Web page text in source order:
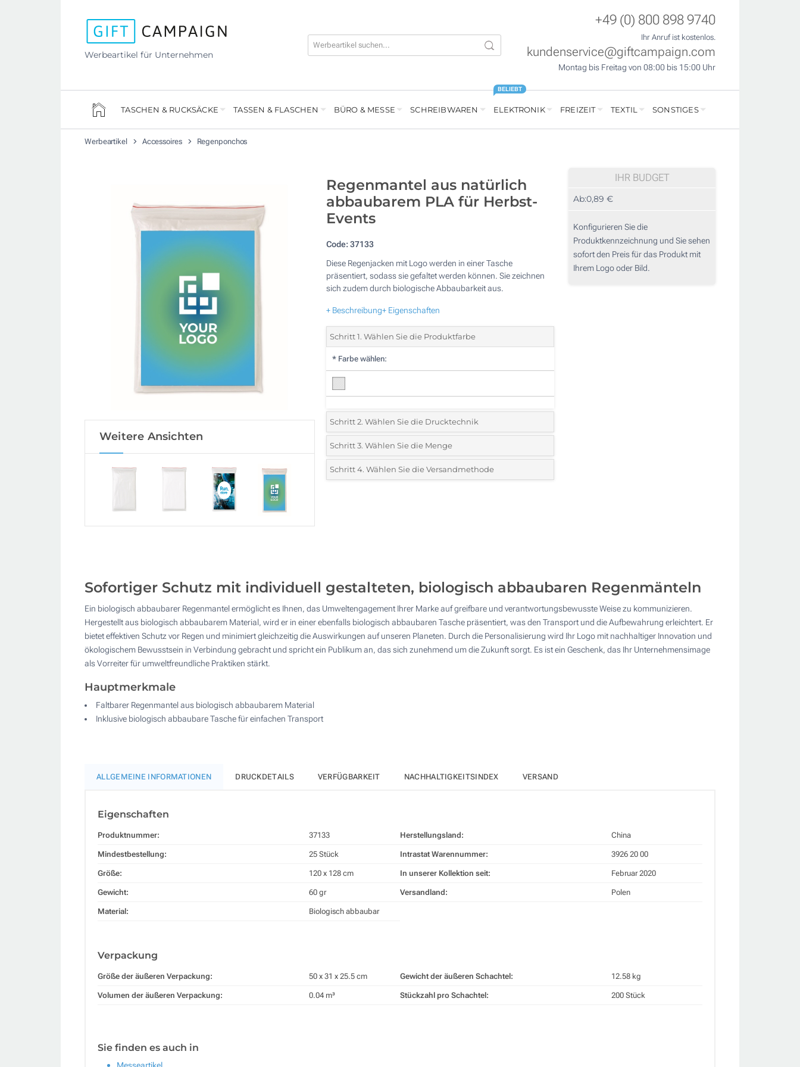
Werbeartikel für Unternehmen
+49 (0) 800 898 9740
Ihr Anruf ist kostenlos.
kundenservice@giftcampaign.com
Montag bis Freitag von 08:00 bis 15:00 Uhr
TASCHEN & RUCKSÄCKE TASSEN & FLASCHEN BÜRO & MESSE SCHREIBWAREN ELEKTRONIK
BELIEBT
FREIZEIT TEXTIL SONSTIGES
Werbeartikel Accessoires Regenponchos
Weitere Ansichten
Regenmantel aus natürlich
abbaubarem PLA für Herbst-
Events
Code:37133
Diese Regenjacken mit Logo werden in einer Tasche
präsentiert, sodass sie gefaltet werden können. Sie zeichnen
sich zudem durch biologische Abbaubarkeit aus.
+ Beschreibung+ Eigenschaften
Schritt 1. Wählen Sie die Produktfarbe
* Farbe wählen:
Schritt 2. Wählen Sie die Drucktechnik
*Wählen Sie die Druck- und Farbtechniken für Ihr Logo:
Druck auf Papier (Vorderseite des Beutels)
Schritt 3. Wählen Sie die Menge
*Bitte wählen Sie Ihre gewünschte Menge
250
500
Andere Menge :
Aktualisieren
Schritt 4. Wählen Sie die Versandmethode
IHR BUDGET
Ab:0,89 €
Konfigurieren Sie die
Produktkennzeichnung und Sie sehen
sofort den Preis für das Produkt mit
Ihrem Logo oder Bild.
Sofortiger Schutz mit individuell gestalteten, biologisch abbaubaren Regenmänteln
Ein biologisch abbaubarer Regenmantel ermöglicht es Ihnen, das Umweltengagement Ihrer Marke auf greifbare und verantwortungsbewusste Weise zu kommunizieren.
Hergestellt aus biologisch abbaubarem Material, wird er in einer ebenfalls biologisch abbaubaren Tasche präsentiert, was den Transport und die Aufbewahrung erleichtert. Er
bietet effektiven Schutz vor Regen und minimiert gleichzeitig die Auswirkungen auf unseren Planeten. Durch die Personalisierung wird Ihr Logo mit nachhaltiger Innovation und
ökologischem Bewusstsein in Verbindung gebracht und spricht ein Publikum an, das sich zunehmend um die Zukunft sorgt. Es ist ein Geschenk, das Ihr Unternehmensimage
als Vorreiter für umweltfreundliche Praktiken stärkt.
Hauptmerkmale
Faltbarer Regenmantel aus biologisch abbaubarem Material
Inklusive biologisch abbaubare Tasche für einfachen Transport
ALLGEMEINE INFORMATIONEN DRUCKDETAILS VERFÜGBARKEIT NACHHALTIGKEITSINDEX VERSAND
Eigenschaften
Produktnummer: 37133
Mindestbestellung: 25 Stück
Größe: 120 x 128 cm
Gewicht: 60 gr
Material: Biologisch abbaubar
Herstellungsland: China
Intrastat Warennummer: 3926 20 00
In unserer Kollektion seit: Februar 2020
Versandland: Polen
Verpackung
Größe der äußeren Verpackung: 50 x 31 x 25.5 cm
Volumen der äußeren Verpackung: 0.04 m³
Gewicht der äußeren Schachtel: 12.58 kg
Stückzahl pro Schachtel: 200 Stück
Sie finden es auch in
Messeartikel